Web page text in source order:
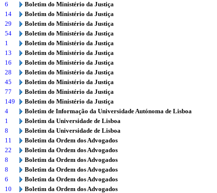
6
Boletim do Ministério da Justiça
14
Boletim do Ministério da Justiça
29
Boletim do Ministério da Justiça
54
Boletim do Ministério da Justiça
1
Boletim do Ministério da Justiça
13
Boletim do Ministério da Justiça
16
Boletim do Ministério da Justiça
28
Boletim do Ministério da Justiça
45
Boletim do Ministério da Justiça
77
Boletim do Ministério da Justiça
149
Boletim do Ministério da Justiça
4
Boletim de Informação da Universidade Autónoma de Lisboa
1
Boletim da Universidade de Lisboa
8
Boletim da Universidade de Lisboa
11
Boletim da Ordem dos Advogados
22
Boletim da Ordem dos Advogados
8
Boletim da Ordem dos Advogados
8
Boletim da Ordem dos Advogados
6
Boletim da Ordem dos Advogados
10
Boletim da Ordem dos Advogados